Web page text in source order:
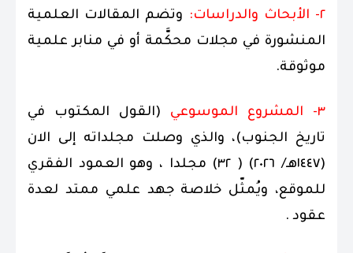
٢- الأبحاث والدراسات:
وتضم المقالات العلمية
المنشورة في مجلات محكَّمة أو في منابر علمية
موثوقة.
٣- المشروع الموسوعي
(القول المكتوب في
تاريخ الجنوب)، والذي وصلت مجلداته إلى الان
(١٤٤٧هـ/ ٢٠٢٦) ( ٣٢) مجلدا ، وهو العمود الفقري
للموقع، ويُمثّل خلاصة جهد علمي ممتد لعدة
عقود .